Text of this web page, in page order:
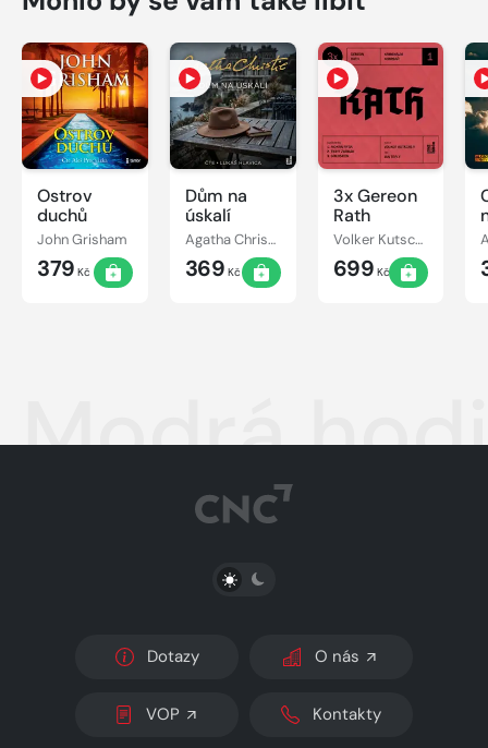
Ostrov
duchů
John Grisham
379 Kč
Dům na
úskalí
Agatha Christie
369 Kč
3x Gereon
Rath
Volker Kutscher
699 Kč
Modrá
PŘEPNOUT SVĚTLÝ/TMAVÝ REŽIM
Dotazy O nás
VOP Kontakty